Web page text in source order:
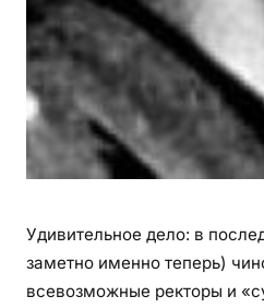
Удивительное дело: в
заметно именно теперь)
всевозможные ректоры и